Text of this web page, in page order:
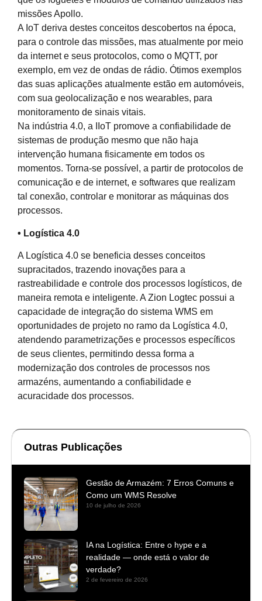
missões Apollo.
A IoT deriva destes conceitos descobertos na época,
para o controle das missões, mas atualmente por meio
da internet e seus protocolos, como o MQTT, por
exemplo, em vez de ondas de rádio. Ótimos exemplos
das suas aplicações atualmente estão em automóveis,
com sua geolocalização e nos wearables, para
monitoramento de sinais vitais.
Na indústria 4.0, a IIoT promove a confiabilidade de
sistemas de produção mesmo que não haja
intervenção humana fisicamente em todos os
momentos. Torna-se possível, a partir de protocolos de
comunicação e de internet, e softwares que realizam
tal conexão, controlar e monitorar as máquinas dos
processos.
• Logística 4.0
A Logística 4.0 se beneficia desses conceitos
supracitados, trazendo inovações para a
rastreabilidade e controle dos processos logísticos, de
maneira remota e inteligente. A Zion Logtec possui a
capacidade de integração do sistema WMS em
oportunidades de projeto no ramo da Logística 4.0,
atendendo parametrizações e processos específicos
de seus clientes, permitindo dessa forma a
modernização dos controles de processos nos
armazéns, aumentando a confiabilidade e
acuracidade dos processos.
Outras Publicações
Gestão de Armazém: 7 Erros Comuns e
Como um WMS Resolve
10 de julho de 2026
IA na Logística: Entre o hype e a
realidade — onde está o valor de
verdade?
2 de fevereiro de 2026